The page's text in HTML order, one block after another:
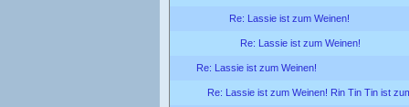
Re: Lassie ist zum Weinen!
Re: Lassie ist zum Weinen!
Re: Lassie ist zum Weinen!
Re: Lassie ist zum Weinen! Rin Tin Tin ist